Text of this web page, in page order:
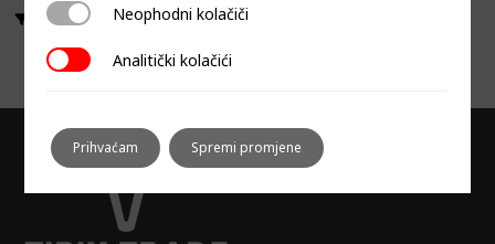
UNO
Neophodni kolačiči
Neophodni kolačiči
Analitički kolačići
Analitički kolačići
Prihvaćam Spremi promjene